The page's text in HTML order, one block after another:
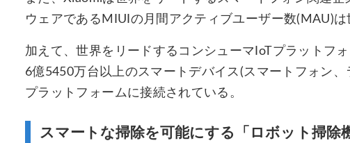
ウェアであるMIUIの月間アクティブユーザー数(MAU)は
加えて、世界をリードするコンシューマIoTプラットフ
6億5450万台以上のスマートデバイス(スマートフォン
プラットフォームに接続されている。
スマートな掃除を可能にする「ロボット掃除